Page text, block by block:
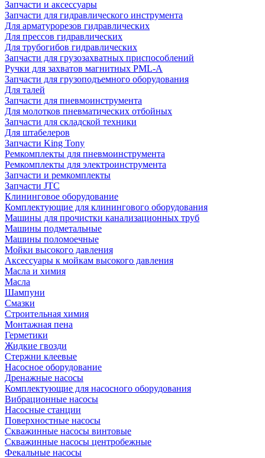
Запчасти и аксессуары
Запчасти для гидравлического инструмента
Для арматурорезов гидравлических
Для прессов гидравлических
Для трубогибов гидравлических
Запчасти для грузозахватных приспособлений
Ручки для захватов магнитных PML-A
Запчасти для грузоподъемного оборудования
Для талей
Запчасти для пневмоинструмента
Для молотков пневматических отбойных
Запчасти для складской техники
Для штабелеров
Запчасти King Tony
Ремкомплекты для пневмоинструмента
Ремкомплекты для электроинструмента
Запчасти и ремкомплекты
Запчасти JTC
Клининговое оборудование
Комплектующие для клинингового оборудования
Машины для прочистки канализационных труб
Машины подметальные
Машины поломоечные
Мойки высокого давления
Аксессуары к мойкам высокого давления
Масла и химия
Масла
Шампуни
Смазки
Строительная химия
Монтажная пена
Герметики
Жидкие гвозди
Стержни клеевые
Насосное оборудование
Дренажные насосы
Комплектующие для насосного оборудования
Вибрационные насосы
Насосные станции
Поверхностные насосы
Скважинные насосы винтовые
Скважинные насосы центробежные
Фекальные насосы